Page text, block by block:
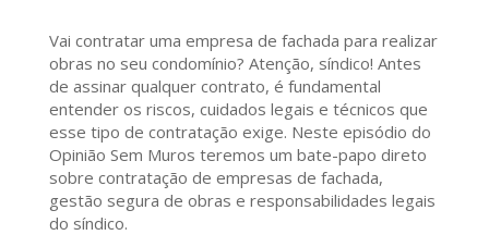
Vai contratar uma empresa de fachada para realizar
obras no seu condomínio? Atenção, síndico! Antes
de assinar qualquer contrato, é fundamental
entender os riscos, cuidados legais e técnicos que
esse tipo de contratação exige. Neste episódio do
Opinião Sem Muros teremos um bate-papo direto
sobre contratação de empresas de fachada,
gestão segura de obras e responsabilidades legais
do síndico.